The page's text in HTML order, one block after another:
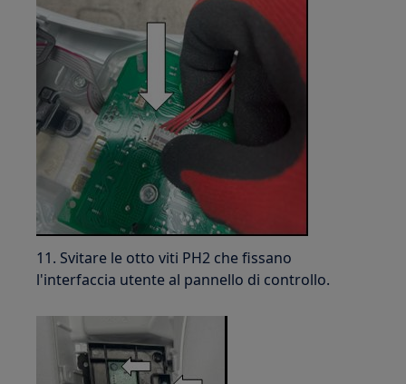
11. Svitare le otto viti PH2 che fissano
l'interfaccia utente al pannello di controllo.